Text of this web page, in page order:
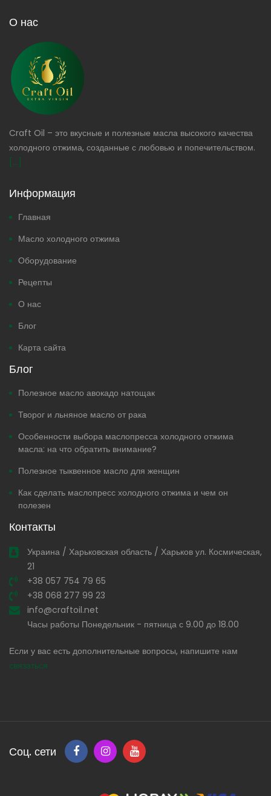
О нас
Craft Oil – это вкусные и полезные масла высокого качества
холодного отжима, созданные с любовью и попечительством.
[...]
Информация
Главная
Масло холодного отжима
Оборудование
Рецепты
О нас
Блог
Карта сайта
Блог
Полезное масло авокадо натощак
Творог и льняное масло от рака
Особенности выбора маслопресса холодного отжима
масла: на что обратить внимание?
Полезное тыквенное масло для женщин
Как сделать маслопресс холодного отжима и чем он
полезен
Контакты
Украина / Харьковская область / Харьков ул. Космическая,
21
+38 057 754 79 65
+38 068 277 99 23
info@craftoil.net
Часы работы Понедельник - пятница с 9.00 до 18.00
Если у вас есть дополнительные вопросы, напишите нам
связаться
Соц. сети